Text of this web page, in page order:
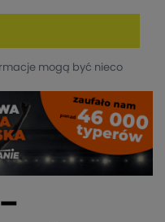
mogą być nieco